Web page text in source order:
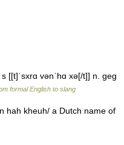
[[t]ˈsxrɑ vənˈhɑ xə[/t]] n. geg
formal English to slang
hah kheuh/ a Dutch name of